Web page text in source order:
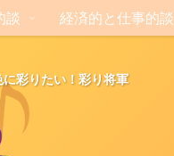
彩りたい！彩り将軍
談 経済的と仕事的談